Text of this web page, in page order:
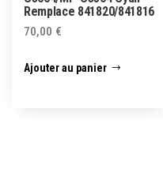
Remplace 841820/841816
70,00 €
Ajouter au panier